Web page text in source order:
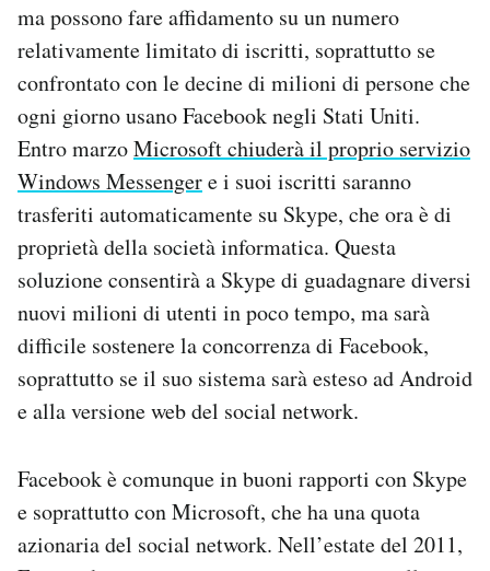
ma possono fare affidamento su un numero
relativamente limitato di iscritti, soprattutto se
confrontato con le decine di milioni di persone che
ogni giorno usano Facebook negli Stati Uniti.
Entro marzoMicrosoft chiuderà il proprio servizio
Windows Messengere i suoi iscritti saranno
trasferiti automaticamente su Skype, che ora è di
proprietà della società informatica. Questa
soluzione consentirà a Skype di guadagnare diversi
nuovi milioni di utenti in poco tempo, ma sarà
difficile sostenere la concorrenza di Facebook,
soprattutto se il suo sistema sarà esteso ad Android
e alla versione web del social network.
Facebook è comunque in buoni rapporti con Skype
e soprattutto con Microsoft, che ha una quota
azionaria del social network. Nell’estate del 2011,